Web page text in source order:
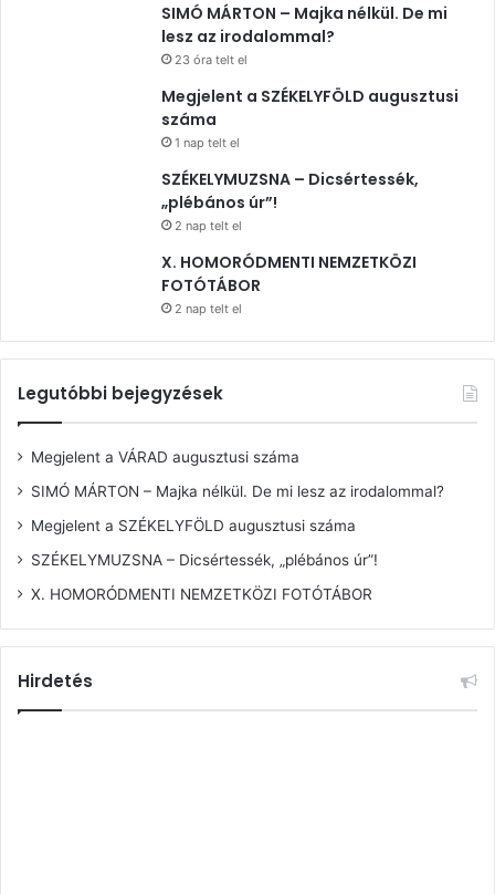
SIMÓ MÁRTON – Majka nélkül. De mi
lesz az irodalommal?
23 óra telt el
Megjelent a SZÉKELYFÖLD augusztusi
száma
1 nap telt el
SZÉKELYMUZSNA – Dicsértessék,
„plébános úr”!
2 nap telt el
X. HOMORÓDMENTI NEMZETKÖZI
FOTÓTÁBOR
2 nap telt el
Legutóbbi bejegyzések
Megjelent a VÁRAD augusztusi száma
SIMÓ MÁRTON – Majka nélkül. De mi lesz az irodalommal?
Megjelent a SZÉKELYFÖLD augusztusi száma
SZÉKELYMUZSNA – Dicsértessék, „plébános úr”!
X. HOMORÓDMENTI NEMZETKÖZI FOTÓTÁBOR
Hirdetés